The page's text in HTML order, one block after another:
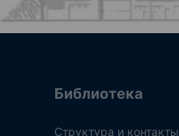
Библиотека
Структура и контакты